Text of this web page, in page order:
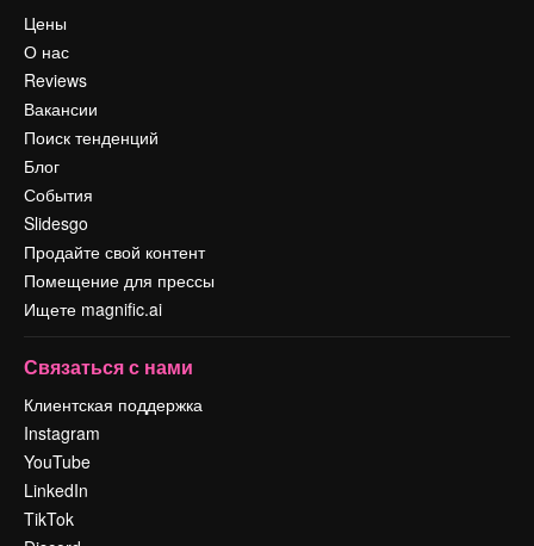
Цены
О нас
Reviews
Вакансии
Поиск тенденций
Блог
События
Slidesgo
Продайте свой контент
Помещение для прессы
Ищете magnific.ai
Связаться с нами
Клиентская поддержка
Instagram
YouTube
LinkedIn
TikTok